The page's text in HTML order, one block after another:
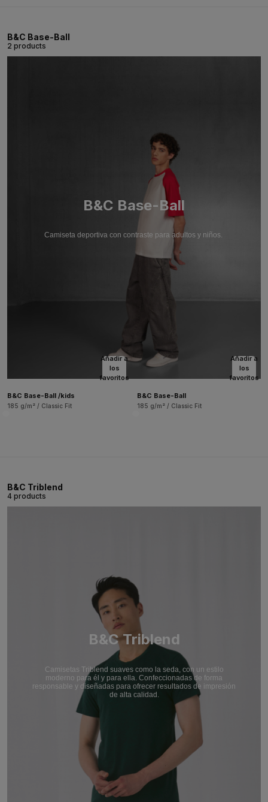
B&C Base-Ball
2 products
B&C Base-Ball
Camiseta deportiva con contraste para adultos y niños.
Añadir a
los
favoritos
B&C Base-Ball /kids
185 g/m² / Classic Fit
Añadir a
los
favoritos
B&C Base-Ball
185 g/m² / Classic Fit
B&C Triblend
4 products
B&C Triblend
Camisetas Triblend suaves como la seda, con un estilo
moderno para él y para ella. Confeccionadas de forma
responsable y diseñadas para ofrecer resultados de impresión
de alta calidad.